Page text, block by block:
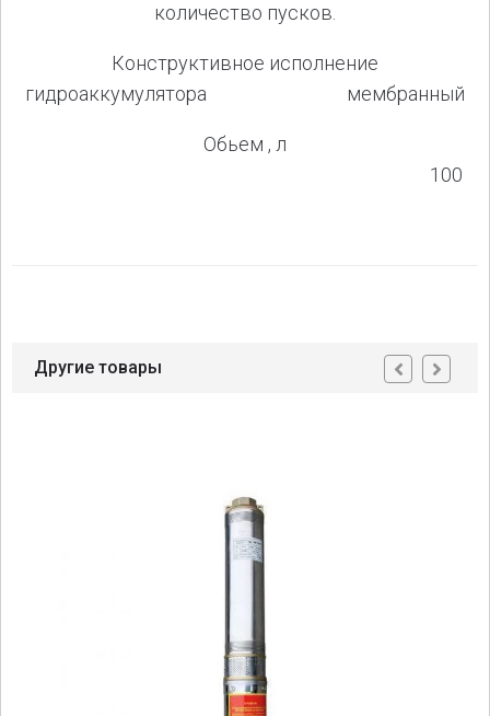
количество пусков.
Конструктивное исполнение
гидроаккумулятора мембранный
Обьем , л
100
Другие товары